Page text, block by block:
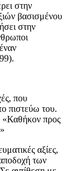
στην
βασισμένου
στην
που
πιστεύω του.
«Καθήκον προς
αξίες,
των